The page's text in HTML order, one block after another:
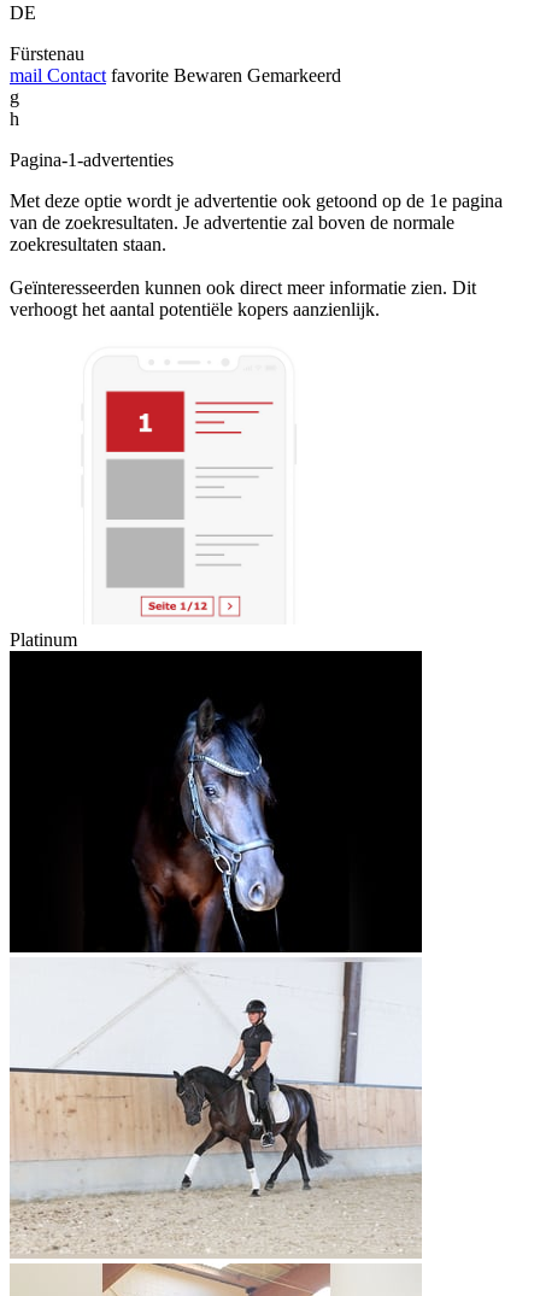
DE
Fürstenau
mail Contact favorite Bewaren Gemarkeerd
g
h
Pagina-1-advertenties
Met deze optie wordt je advertentie ook getoond op de 1e pagina
van de zoekresultaten. Je advertentie zal boven de normale
zoekresultaten staan.
Geïnteresseerden kunnen ook direct meer informatie zien. Dit
verhoogt het aantal potentiële kopers aanzienlijk.
Platinum